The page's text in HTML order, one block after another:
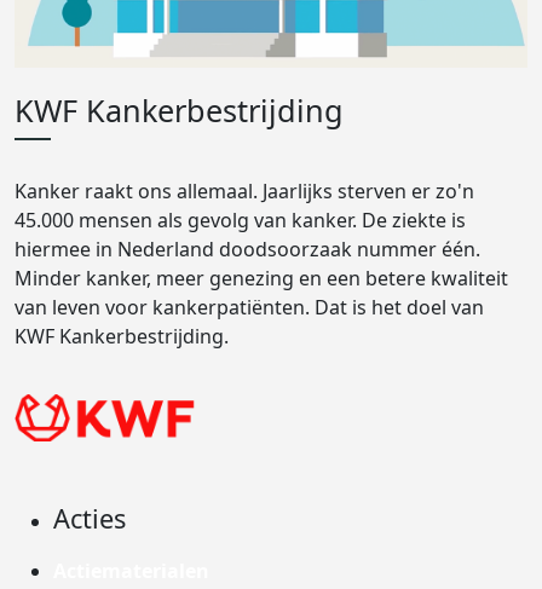
KWF Kankerbestrijding
Kanker raakt ons allemaal. Jaarlijks sterven er zo'n
45.000 mensen als gevolg van kanker. De ziekte is
hiermee in Nederland doodsoorzaak nummer één.
Minder kanker, meer genezing en een betere kwaliteit
van leven voor kankerpatiënten. Dat is het doel van
KWF Kankerbestrijding.
Acties